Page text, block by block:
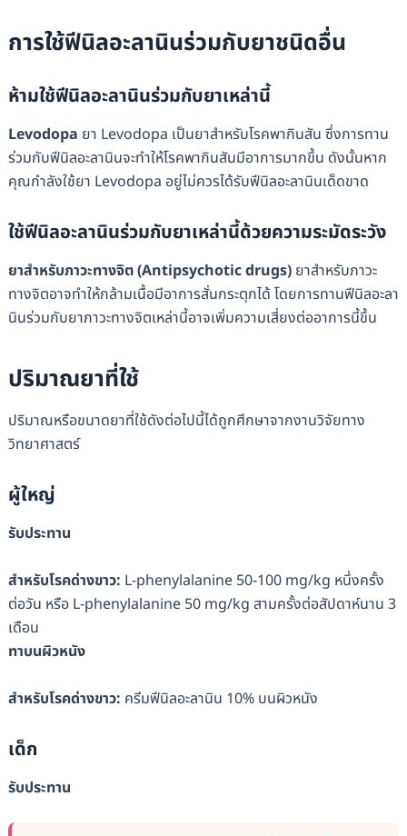
การใช้ฟีนิลอะลานินร่วมกับยาชนิดอื่น
ห้ามใช้ฟีนิลอะลานินร่วมกับยาเหล่านี้
Levodopa ยา Levodopa เป็นยาสำหรับโรคพากินสัน ซึ่งการทาน
ร่วมกับฟีนิลอะลานินจะทำให้โรคพากินสันมีอาการมากขึ้น ดังนั้นหาก
คุณกำลังใช้ยา Levodopa อยู่ไม่ควรได้รับฟีนิลอะลานินเด็ดขาด
ใช้ฟีนิลอะลานินร่วมกับยาเหล่านี้ด้วยความระมัดระวัง
ยาสำหรับภาวะทางจิต(Antipsychotic drugs) ยาสำหรับภาวะ
ทางจิตอาจทำให้กล้ามเนื้อมีอาการสั่นกระตุกได้ โดยการทานฟีนิลอะลา
นินร่วมกับยาภาวะทางจิตเหล่านี้อาจเพิ่มความเสี่ยงต่ออาการนี้ขึ้น
ปริมาณยาที่ใช้
ปริมาณหรือขนาดยาที่ใช้ดังต่อไปนี้ได้ถูกศึกษาจากงานวิจัยทาง
วิทยาศาสตร์
ผู้ใหญ่
รับประทาน
สำหรับโรคด่างขาว: L-phenylalanine 50-100 mg/kg หนึ่งครั้ง
ต่อวัน หรือ L-phenylalanine 50 mg/kg สามครั้งต่อสัปดาห์นาน 3
เดือน
ทาบนผิวหนัง
สำหรับโรคด่างขาว: ครีมฟีนิลอะลานิน 10% บนผิวหนัง
เด็ก
รับประทาน